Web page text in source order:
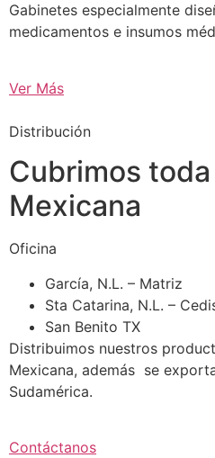
Gabinetes especialmente
medicamentos e insumos
Ver Más
Distribución
Cubrimos
Mexicana
Oficina
García, N.L. – Matriz
Sta Catarina, N.L. –
San Benito TX
Distribuimos nuestros
Mexicana, además se
Sudamérica.
Contáctanos